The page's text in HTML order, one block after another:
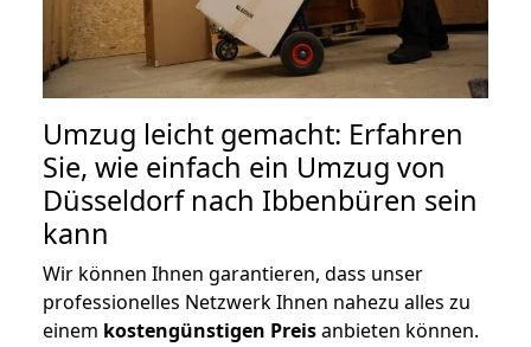
Umzug leicht gemacht: Erfahren
Sie, wie einfach ein Umzug von
Düsseldorf nach Ibbenbüren sein
kann
Wir können Ihnen garantieren, dass unser
professionelles Netzwerk Ihnen nahezu alles zu
einem kostengünstigen Preisanbieten können.